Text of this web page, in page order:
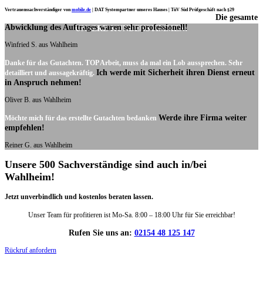
Vertrauenssachverständiger vonmobile.de DAT Systempartner unseres Hauses | TüV Süd Prüfgeschäft nach §29
UNSERE KUNDENSTIMMEN:
Die gesamte
Abwicklung des Auftrages waren sehr professionell!
Winfried S. aus Wahlheim
Danke für das Gutachten. TOP Arbeit, muss da mal ein Lob aussprechen. Sehr
detailliert und aussagekräftig. Ich werde mit Sicherheit ihren Dienst erneut
in Anspruch nehmen!
Oliver B. aus Wahlheim
Möchte mich für das erstellte Gutachten bedanken Werde ihre Firma weiter
empfehlen!
Reiner G. aus Wahlheim
Unsere 500 Sachverständige sind auch in/bei
Wahlheim!
Jetzt unverbindlich und kostenlos beraten lassen.
Unser Team für profitieren ist Mo-Sa. 8:00 – 18:00 Uhr für Sie erreichbar!
Rufen Sie uns an: 02154 48 125 147
Rückruf anfordern